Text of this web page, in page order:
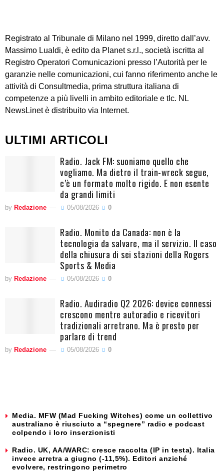
Registrato al Tribunale di Milano nel 1999, diretto dall’avv.
Massimo Lualdi, è edito da Planet s.r.l., società iscritta al
Registro Operatori Comunicazioni presso l’Autorità per le
garanzie nelle comunicazioni, cui fanno riferimento anche le
attività di Consultmedia, prima struttura italiana di
competenze a più livelli in ambito editoriale e tlc. NL
NewsLinet è distribuito via Internet.
ULTIMI ARTICOLI
Radio. Jack FM: suoniamo quello che
vogliamo. Ma dietro il train-wreck segue,
c’è un formato molto rigido. E non esente
da grandi limiti
by Redazione 05/08/2026 0
Radio. Monito da Canada: non è la
tecnologia da salvare, ma il servizio. Il caso
della chiusura di sei stazioni della Rogers
Sports & Media
by Redazione 05/08/2026 0
Radio. Audiradio Q2 2026: device connessi
crescono mentre autoradio e ricevitori
tradizionali arretrano. Ma è presto per
parlare di trend
by Redazione 05/08/2026 0
Media. MFW (Mad Fucking Witches) come un collettivo
australiano è riusciuto a “spegnere” radio e podcast
colpendo i loro inserzionisti
Radio. UK, AA/WARC: cresce raccolta (IP in testa). Italia
invece arretra a giugno (-11,5%). Editori anziché
evolvere, restringono perimetro